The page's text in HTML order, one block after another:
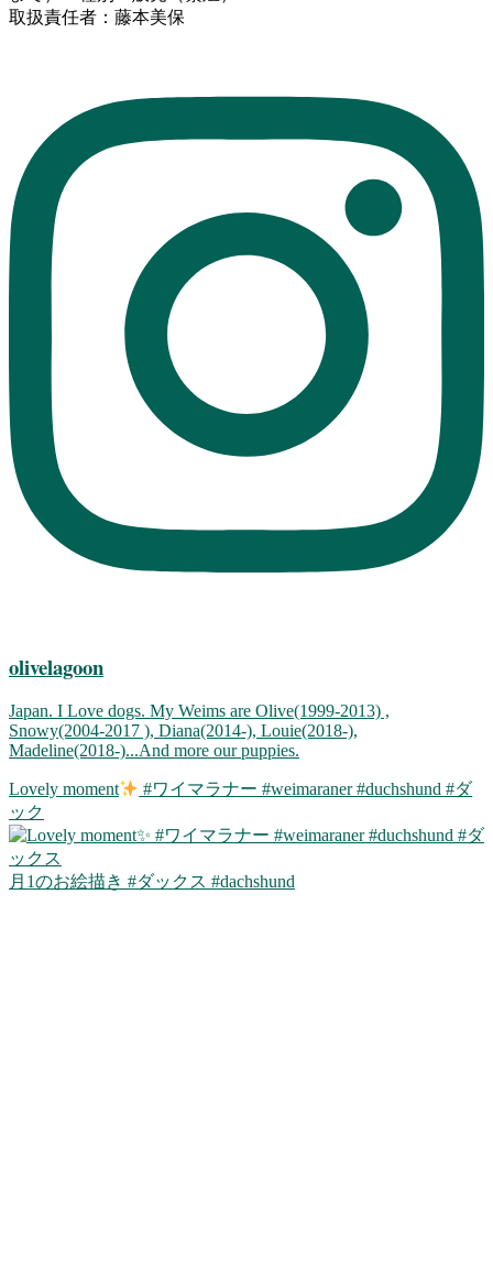
取扱責任者：藤本美保
olivelagoon
Japan. I Love dogs. My Weims are Olive(1999-2013) ,
Snowy(2004-2017 ), Diana(2014-), Louie(2018-),
Madeline(2018-)...And more our puppies.
Lovely moment
#ワイマラナー #weimaraner #duchshund #ダ
ック
月1のお絵描き #ダックス #dachshund